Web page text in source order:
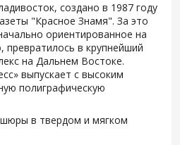
создано в 1987 году
"Красное Знамя". За это
ориентированное на
превратилось в крупнейший
на Дальнем Востоке.
выпускает с высоким
полиграфическую
в твердом и мягком